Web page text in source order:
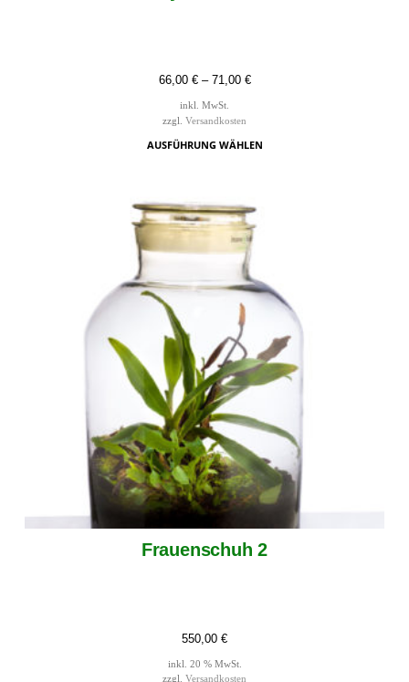
66,00 €– 71,00 €
inkl. MwSt.
zzgl. Versandkosten
AUSFÜHRUNG WÄHLEN
Frauenschuh 2
550,00 €
inkl. 20 % MwSt.
zzgl. Versandkosten